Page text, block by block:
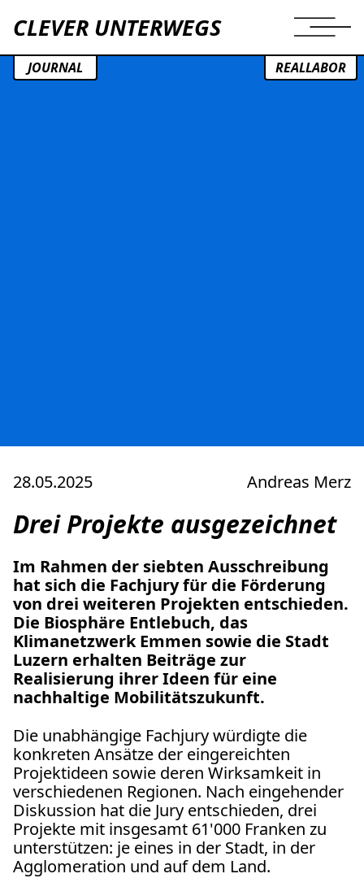
CLEVER UNTERWEGS
JOURNAL
JOURNAL
INFO
EIN ENGAGEMENT DER
ALBERT KOECHLIN STIFTUNG
Newsletter
Impressum &
Datenschutz
REALLABOR
28.05.2025 Andreas Merz
Drei Projekte ausgezeichnet
Im Rahmen der siebten Ausschreibung
hat sich die Fachjury für die Förderung
von drei weiteren Projekten entschieden.
Die Biosphäre Entlebuch, das
Klimanetzwerk Emmen sowie die Stadt
Luzern erhalten Beiträge zur
Realisierung ihrer Ideen für eine
nachhaltige Mobilitätszukunft.
Die unabhängige Fachjury würdigte die
konkreten Ansätze der eingereichten
Projektideen sowie deren Wirksamkeit in
verschiedenen Regionen. Nach eingehender
Diskussion hat die Jury entschieden, drei
Projekte mit insgesamt 61'000 Franken zu
unterstützen: je eines in der Stadt, in der
Agglomeration und auf dem Land.